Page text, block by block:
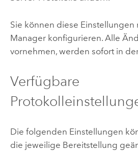
Sie können diese Einstellungen
Managerkonfigurieren. Alle
vornehmen, werden sofort in
Verfügbare
Die folgenden Einstellungen
die jeweilige Bereitstellung